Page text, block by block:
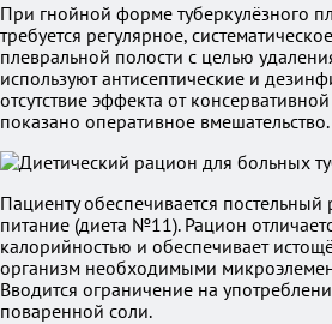
При гнойной форме туберкулёзного
требуется регулярное,
плевральной полости с целью
используют антисептические и
отсутствие эффекта от
показано оперативное вмешательство.
Пациенту обеспечивается
питание (диета №11). Рацион
калорийностью и обеспечивает
организм необходимыми
Вводится ограничение на
поваренной соли.